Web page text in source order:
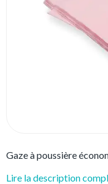
Gaze à poussière
Lire la description